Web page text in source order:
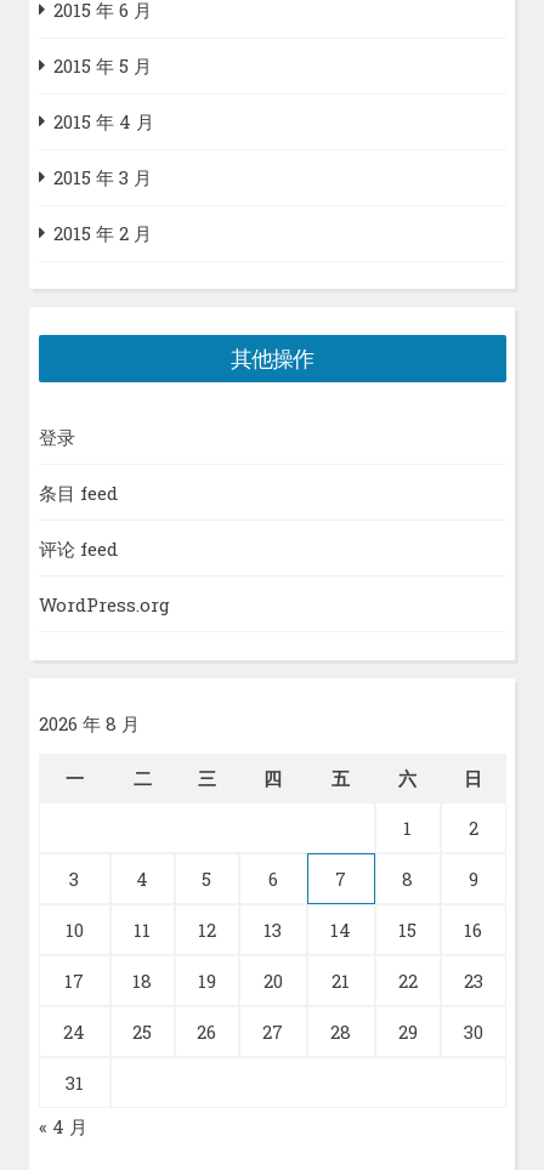
2015 年 6 月
2015 年 5 月
2015 年 4 月
2015 年 3 月
2015 年 2 月
其他操作
登录
条目 feed
评论 feed
WordPress.org
2026 年 8 月
一 二 三 四 五 六 日
1 2
3 4 5 6 7 8 9
10 11 12 13 14 15 16
17 18 19 20 21 22 23
24 25 26 27 28 29 30
31
« 4 月